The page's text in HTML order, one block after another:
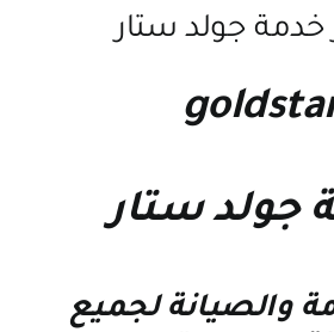
جولد ستار
والصيانة لجميع